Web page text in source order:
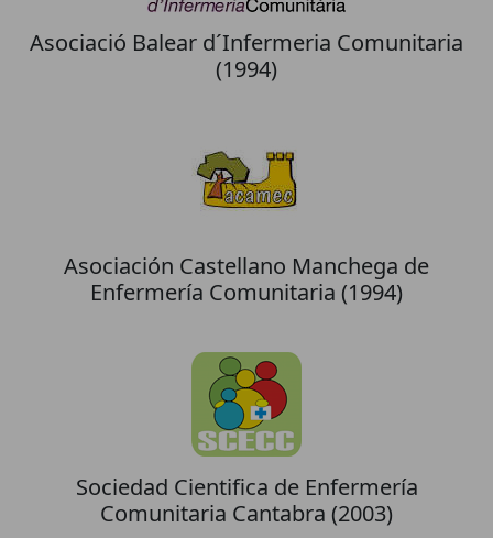
Asociació Balear d´Infermeria Comunitaria
(1994)
Asociación Castellano Manchega de
Enfermería Comunitaria (1994)
Sociedad Cientifica de Enfermería
Comunitaria Cantabra (2003)